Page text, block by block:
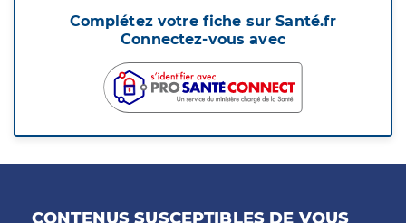
Complétez votre fiche sur Santé.fr
Connectez-vous avec
CONTENUS SUSCEPTIBLES DE VOUS